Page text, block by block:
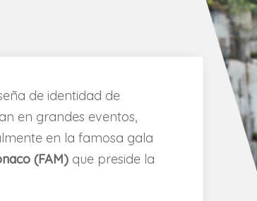
de identidad de
en grandes eventos,
en la famosa gala
(FAM) que preside la